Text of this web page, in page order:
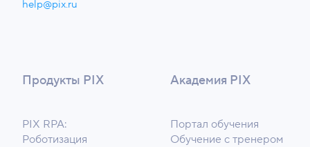
Продукты PIX
PIX RPA:
Роботизация
Академия PIX
Портал обучения
Обучение с тренером
help@pix.ru